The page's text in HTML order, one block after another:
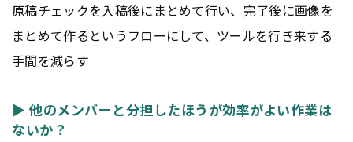
原稿チェックを入稿後にまとめて行い、完了後に画像を
まとめて作るというフローにして、ツールを行き来する
手間を減らす
▶ 他のメンバーと分担したほうが効率がよい作業は
ないか？